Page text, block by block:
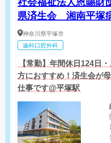
県済生会 湘南平塚
神奈川県平塚市
歯科口腔外科
【常勤】年間休日124日
方におすすめ！済生会が
仕事です@平塚駅